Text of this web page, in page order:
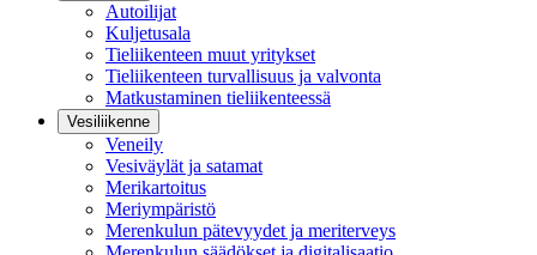
Autoilijat
Kuljetusala
Tieliikenteen muut yritykset
Tieliikenteen turvallisuus ja valvonta
Matkustaminen tieliikenteessä
Vesiliikenne
Veneily
Vesiväylät ja satamat
Merikartoitus
Meriympäristö
Merenkulun pätevyydet ja meriterveys